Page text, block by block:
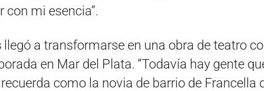
con mi esencia”.
llegó a transformarse en una obra de teatro
en Mar del Plata. “Todavía hay gente
como la novia de barrio de Francella